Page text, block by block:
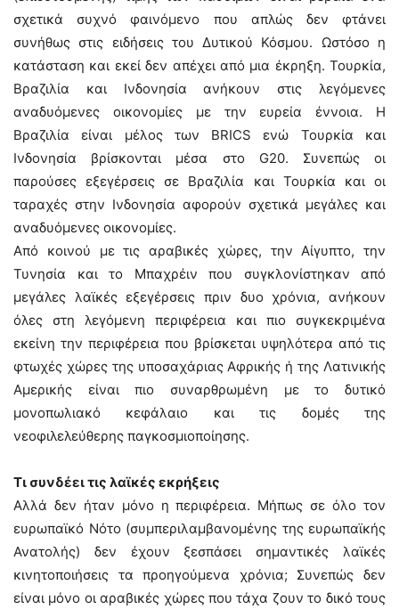
σχετικά συχνό φαινόμενο που απλώς δεν φτάνει
συνήθως στις ειδήσεις του Δυτικού Κόσμου. Ωστόσο η
κατάσταση και εκεί δεν απέχει από μια έκρηξη. Τουρκία,
Βραζιλία και Ινδονησία ανήκουν στις λεγόμενες
αναδυόμενες οικονομίες με την ευρεία έννοια. Η
Βραζιλία είναι μέλος των BRICS ενώ Τουρκία και
Ινδονησία βρίσκονται μέσα στο G20. Συνεπώς οι
παρούσες εξεγέρσεις σε Βραζιλία και Τουρκία και οι
ταραχές στην Ινδονησία αφορούν σχετικά μεγάλες και
αναδυόμενες οικονομίες.
Από κοινού με τις αραβικές χώρες, την Αίγυπτο, την
Τυνησία και το Μπαχρέιν που συγκλονίστηκαν από
μεγάλες λαϊκές εξεγέρσεις πριν δυο χρόνια, ανήκουν
όλες στη λεγόμενη περιφέρεια και πιο συγκεκριμένα
εκείνη την περιφέρεια που βρίσκεται υψηλότερα από τις
φτωχές χώρες της υποσαχάριας Αφρικής ή της Λατινικής
Αμερικής είναι πιο συναρθρωμένη με το δυτικό
μονοπωλιακό κεφάλαιο και τις δομές της
νεοφιλελεύθερης παγκοσμιοποίησης.
Τι συνδέει τις λαϊκές εκρήξεις
Αλλά δεν ήταν μόνο η περιφέρεια. Μήπως σε όλο τον
ευρωπαϊκό Νότο (συμπεριλαμβανομένης της ευρωπαϊκής
Ανατολής) δεν έχουν ξεσπάσει σημαντικές λαϊκές
κινητοποιήσεις τα προηγούμενα χρόνια; Συνεπώς δεν
είναι μόνο οι αραβικές χώρες που τάχα ζουν το δικό τους